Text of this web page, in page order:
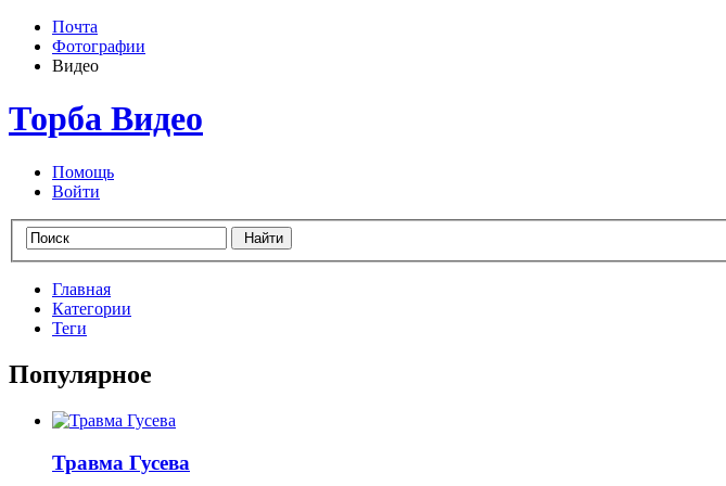
Почта
Фотографии
Видео
Торба Видео
Помощь
Войти
Главная
Категории
Теги
Популярное
Травма Гусева